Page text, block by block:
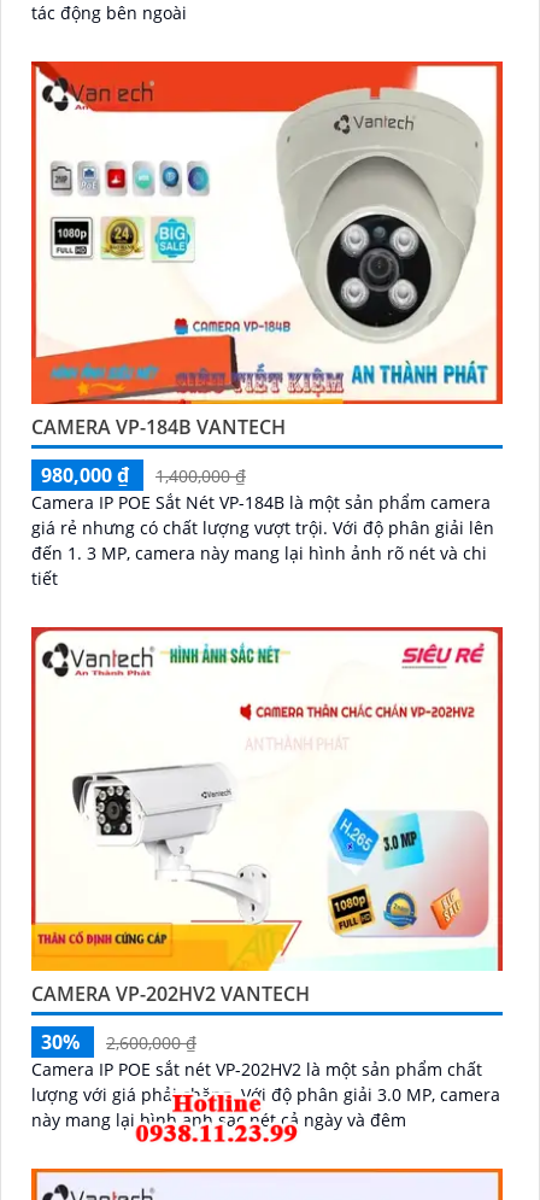
tác động bên ngoài
CAMERA VP-184B VANTECH
980,000 ₫
1,400,000 ₫
Camera IP POE Sắt Nét VP-184B là một sản phẩm camera
giá rẻ nhưng có chất lượng vượt trội. Với độ phân giải lên
đến 1. 3 MP, camera này mang lại hình ảnh rõ nét và chi
tiết
CAMERA VP-202HV2 VANTECH
30%
2,600,000 ₫
Camera IP POE sắt nét VP-202HV2 là một sản phẩm chất
lượng với giá phải chăng. Với độ phân giải 3.0 MP, camera
này mang lại hình ảnh sắc nét cả ngày và đêm